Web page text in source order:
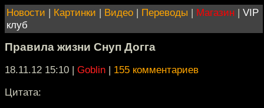
Новости | Картинки | Видео | Переводы | Магазин | VIP
клуб
Правила жизни Снуп Догга
18.11.12 15:10 | Goblin | 155 комментариев
Цитата: